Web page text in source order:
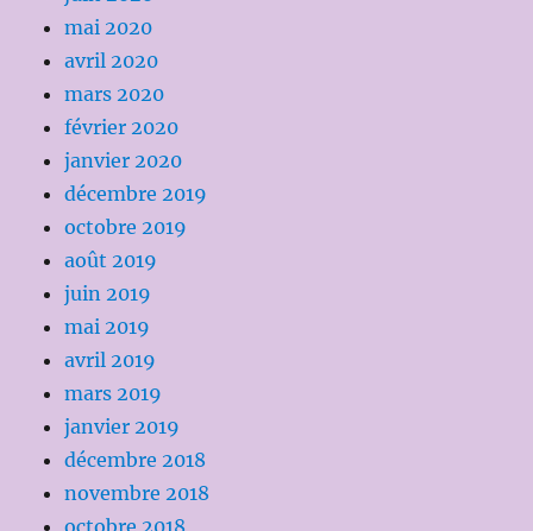
mai 2020
avril 2020
mars 2020
février 2020
janvier 2020
décembre 2019
octobre 2019
août 2019
juin 2019
mai 2019
avril 2019
mars 2019
janvier 2019
décembre 2018
novembre 2018
octobre 2018